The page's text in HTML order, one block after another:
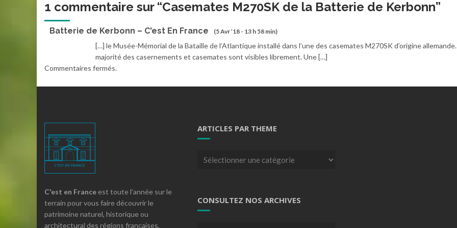
1 commentaire sur “Casemates M270SK de la Batterie de Kerbonn”
Batterie de Kerbonn – C'est En France (5 Avr ’18 - 13 h 58 min)
[…] le Musée-Mémorial de la Bataille de l’Atlantique installé dans l’une des casemates M270SK d’origine
majorité des casernements et casemates sont visibles librement. Une […]
Commentaires fermés.
C'est en France est toute l'année sur le
terrain pour vous faire découvrir le
patrimoine naturel, historique ou
architectural des régions françaises.
ARTICLES PAR THEME
Articles
CONSULTEZ NOS ARCHIVES